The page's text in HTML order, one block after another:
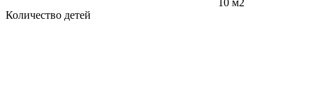
Количество детей